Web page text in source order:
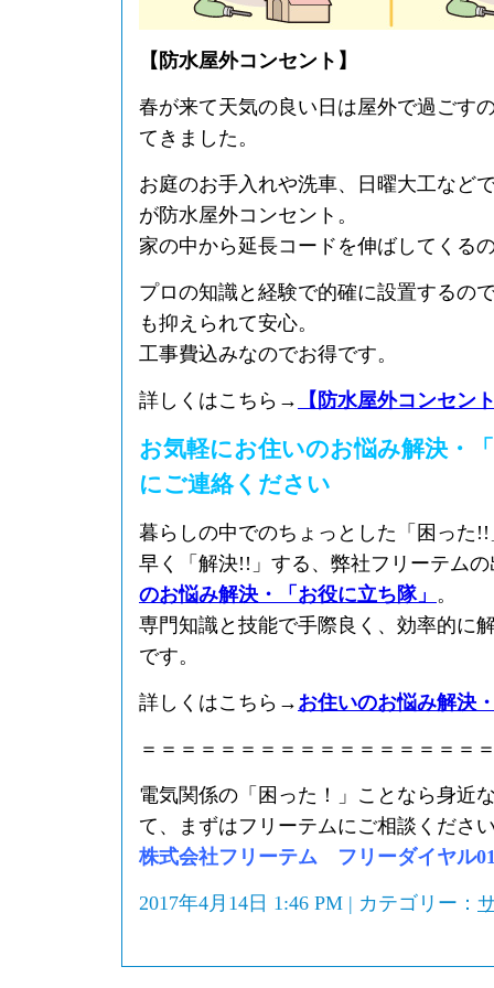
【防水屋外コンセント】
春が来て天気の良い日は屋外で過ごす
てきました。
お庭のお手入れや洗車、日曜大工など
が防水屋外コンセント。
家の中から延長コードを伸ばしてくる
プロの知識と経験で的確に設置するの
も抑えられて安心。
工事費込みなのでお得です。
詳しくはこちら→ 【防水屋外コンセン
お気軽にお住いのお悩み解決・
にご連絡ください
暮らしの中でのちょっとした「困った
早く「解決!!」する、弊社フリーテム
のお悩み解決・「お役に立ち隊」 。
専門知識と技能で手際良く、効率的に
です。
詳しくはこちら→ お住いのお悩み解決
＝＝＝＝＝＝＝＝＝＝＝＝＝＝＝＝＝
電気関係の「困った！」ことなら身近
て、まずはフリーテムにご相談くださ
株式会社フリーテム フリーダイヤル
2017年4月14日 1:46 PM | カテゴリー：